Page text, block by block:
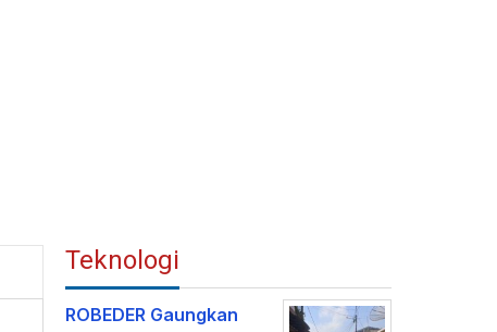
Teknologi
ROBEDER Gaungkan